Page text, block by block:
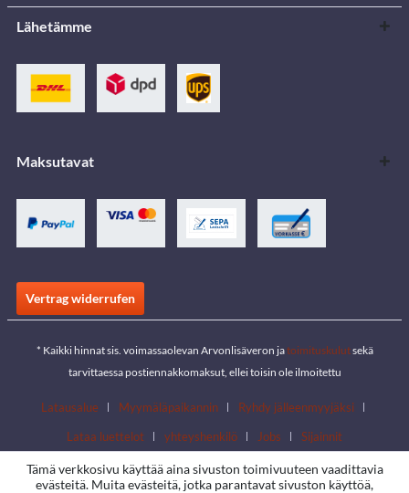
Lähetämme
Maksutavat
Vertrag widerrufen
* Kaikki hinnat sis. voimassaolevan Arvonlisäveron jatoimituskulutsekä
tarvittaessa postiennakkomaksut, ellei toisin ole ilmoitettu
Latausalue Myymäläpaikannin
Ryhdy jälleenmyyjäksi
Lataa luettelot
yhteyshenkilö Jobs Sijainnit
Tämä verkkosivu käyttää aina sivuston toimivuuteen vaadittavia
evästeitä. Muita evästeitä, jotka parantavat sivuston käyttöä,